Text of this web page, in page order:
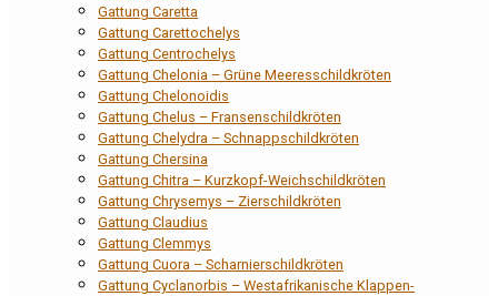
Gattung Caretta
Gattung Carettochelys
Gattung Centrochelys
Gattung Chelonia – Grüne Meeresschildkröten
Gattung Chelonoidis
Gattung Chelus – Fransenschildkröten
Gattung Chelydra – Schnappschildkröten
Gattung Chersina
Gattung Chitra – Kurzkopf-Weichschildkröten
Gattung Chrysemys – Zierschildkröten
Gattung Claudius
Gattung Clemmys
Gattung Cuora – Scharnierschildkröten
Gattung Cyclanorbis – Westafrikanische Klappen-